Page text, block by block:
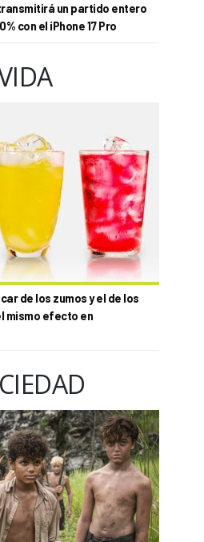
un partido entero
con el iPhone 17 Pro
de los zumos y el de los
mismo efecto en